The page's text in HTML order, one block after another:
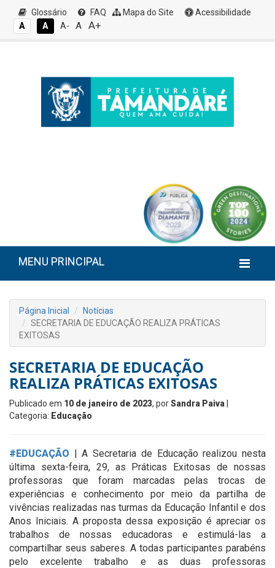
Glossário FAQ Mapa do Site
Acessibilidade
A
A A- A A+
MENU PRINCIPAL
Página Inicial
Notícias
SECRETARIA DE EDUCAÇÃO REALIZA PRÁTICAS
EXITOSAS
SECRETARIA DE EDUCAÇÃO
REALIZA PRÁTICAS EXITOSAS
Publicado em 10 de janeiro de 2023, porSandra Paiva
Categoria: Educação
#EDUCAÇÃO | A Secretaria de Educação realizou nesta
última sexta-feira, 29, as Práticas Exitosas de nossas
professoras que foram marcadas pelas trocas de
experiências e conhecimento por meio da partilha de
vivências realizadas nas turmas da Educação Infantil e dos
Anos Iniciais. A proposta dessa exposição é apreciar os
trabalhos de nossas educadoras e estimulá-las a
compartilhar seus saberes. A todas participantes parabéns
pelo excelente trabalho e as duas professoras